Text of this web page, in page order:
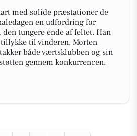
med solide præstationer de
en udfordring for
den tungere ende af feltet. Han
til vinderen, Morten
både værtsklubben og sin
gennem konkurrencen.